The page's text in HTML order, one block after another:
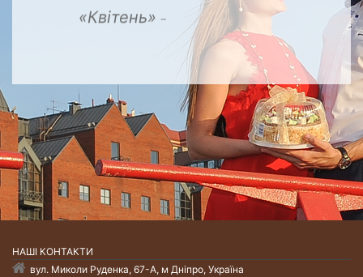
«Квітень» - смачні, якісніта
кондитерські
НАШI КОНТАКТИ
вул. Миколи Руденка, 67-А, м Дніпро, Україна